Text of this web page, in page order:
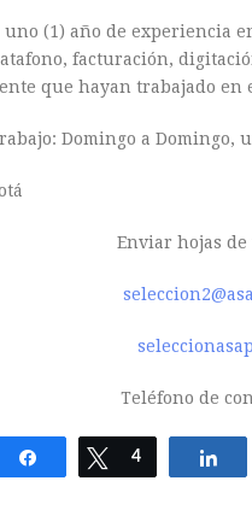
(1) año de experiencia
facturación,
que hayan trabajado en
Domingo a Domingo,
Enviar hojas de
Teléfono de
Compartir Twittear
4